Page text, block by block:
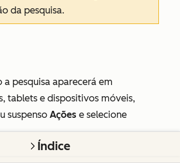
da pesquisa.
a pesquisa aparecerá em
tablets e dispositivos móveis,
suspenso Ações e selecione
Índice